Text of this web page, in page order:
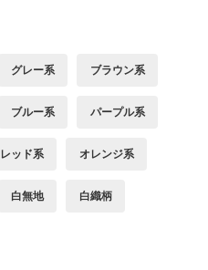
グレー系 ブラウン系
ブルー系 パープル系
レッド系 オレンジ系
白無地 白織柄